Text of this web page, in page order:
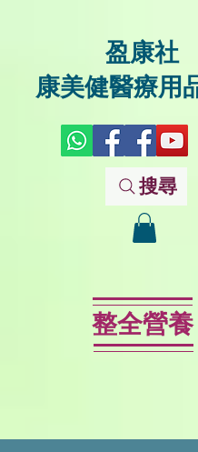
盈康社
康美健醫療用
搜尋
整全營養